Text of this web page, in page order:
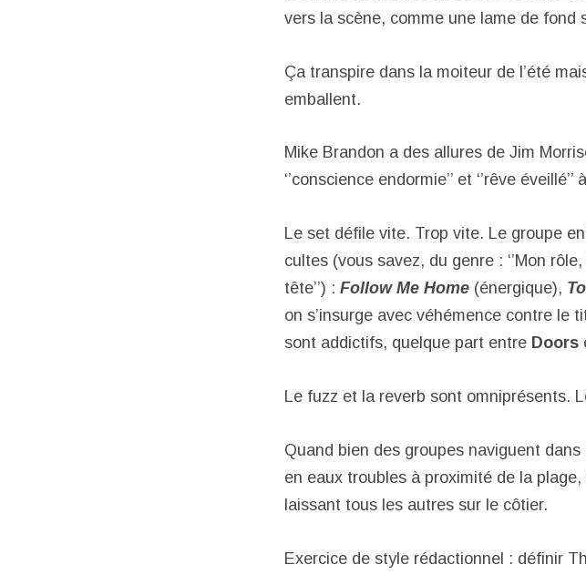
vers la scène, comme une lame de fond
Ça transpire dans la moiteur de l’été
emballent.
Mike Brandon a des allures de Jim
‘’conscience endormie’’ et ‘’rêve
Le set défile vite. Trop vite. Le groupe
cultes (vous savez, du genre : ‘’Mon
tête’’) : Follow Me Home (énergique),
on s’insurge avec véhémence contre le
sont addictifs, quelque part entre Doors
Le fuzz et la reverb sont omniprésents.
Quand bien des groupes naviguent
en eaux troubles à proximité de la
laissant tous les autres sur le côtier.
Exercice de style rédactionnel : définir